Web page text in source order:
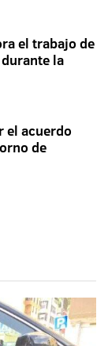
el trabajo de
la
el acuerdo
de